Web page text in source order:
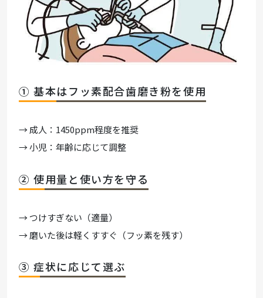
① 基本はフッ素配合歯磨き粉を使用
→ 成人：1450ppm程度を推奨
→ 小児：年齢に応じて調整
② 使用量と使い方を守る
→ つけすぎない（適量）
→ 磨いた後は軽くすすぐ（フッ素を残す）
③ 症状に応じて選ぶ